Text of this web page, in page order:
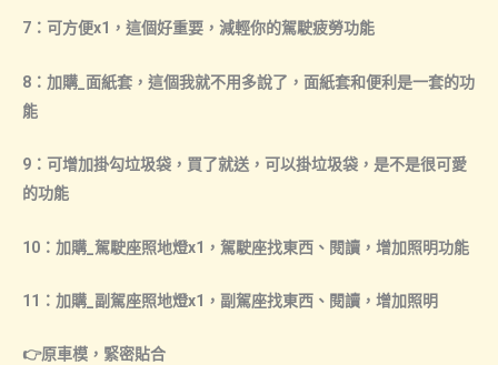
7：可方便x1，這個好重要，減輕你的駕駛疲勞功能
8：加購_面紙套，這個我就不用多說了，面紙套和便利是一套的功
能
9：可增加掛勾垃圾袋，買了就送，可以掛垃圾袋，是不是很可愛
的功能
10：加購_駕駛座照地燈x1，駕駛座找東西、閱讀，增加照明功能
11：加購_副駕座照地燈x1，副駕座找東西、閱讀，增加照明
👉原車模，緊密貼合